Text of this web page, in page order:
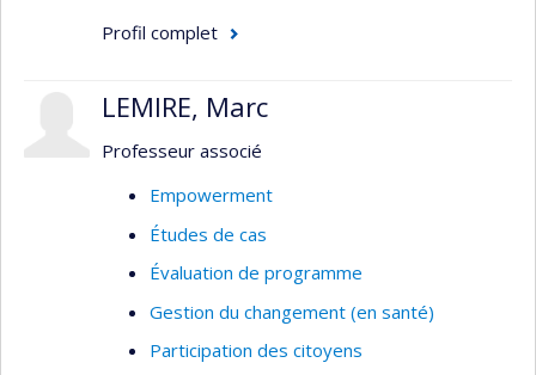
Profil complet
LEMIRE, Marc
Professeur associé
Empowerment
Études de cas
Évaluation de programme
Gestion du changement (en santé)
Participation des citoyens